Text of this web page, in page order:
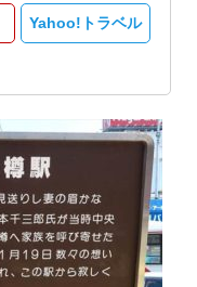
Yahoo!トラベル